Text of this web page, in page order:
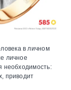
в личном
личное
необходимость:
приводит